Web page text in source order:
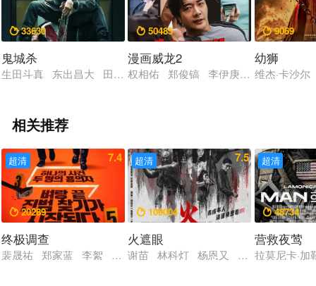
33630
鬼城杀
生田斗真 东出昌大 田中美央 当真亚美 骏河太郎
50485
漫画威龙2
权相佑 郑俊镐 李伊庚 黄雨瑟惠 金
9069
幼狮
维杰·卡沙
相关推荐
超清 7.4
20289
终极调查
裴晟祐 郑家蓝 李絮 赵汉哲 尹敬浩
超清 7.5
109004
火遮眼
谢苗 林科灯 杨恩又 黎唯 岩永丞威
超清
48734
营救夜莺
拉莫尼卡·